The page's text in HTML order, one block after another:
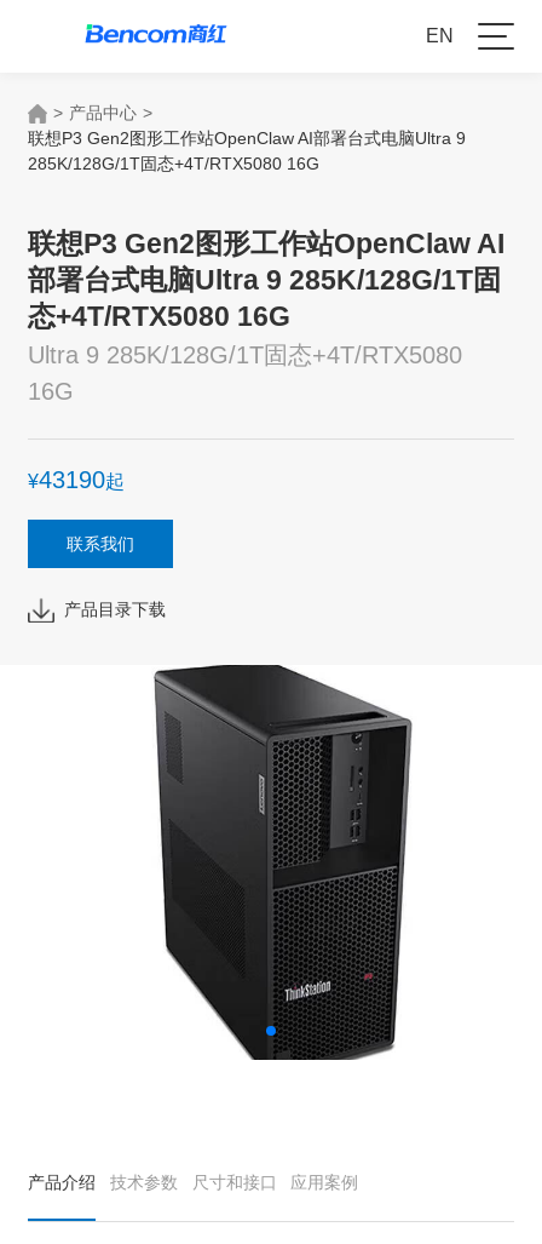
EN
> 产品中心 >
联想P3 Gen2图形工作站OpenClaw AI部署台式电脑Ultra 9
285K/128G/1T固态+4T/RTX5080 16G
联想P3 Gen2图形工作站OpenClaw AI
部署台式电脑Ultra 9 285K/128G/1T固
态+4T/RTX5080 16G
Ultra 9 285K/128G/1T固态+4T/RTX5080
16G
¥43190起
联系我们
产品目录下载
产品介绍 技术参数 尺寸和接口 应用案例